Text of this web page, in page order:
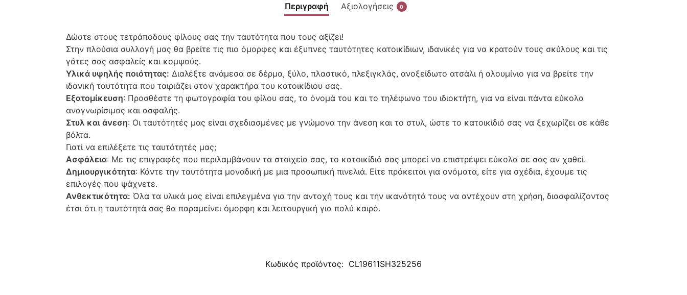
Περιγραφή Αξιολογήσεις 0
Δώστε στους τετράποδους φίλους σας την ταυτότητα που τους αξίζει!
Στην πλούσια συλλογή μας θα βρείτε τις πιο όμορφες και έξυπνες ταυτότητες κατοικίδιων, ιδανικές για να κρατούν τους σκύλους και τις
γάτες σας ασφαλείς και κομψούς.
Υλικά υψηλής ποιότητας: Διαλέξτε ανάμεσα σε δέρμα, ξύλο, πλαστικό, πλεξιγκλάς, ανοξείδωτο ατσάλι ή αλουμίνιο για να βρείτε την
ιδανική ταυτότητα που ταιριάζει στον χαρακτήρα του κατοικίδιου σας.
Εξατομίκευση: Προσθέστε τη φωτογραφία του φίλου σας, το όνομά του και το τηλέφωνο του ιδιοκτήτη, για να είναι πάντα εύκολα
αναγνωρίσιμος και ασφαλής.
Στυλ και άνεση: Οι ταυτότητές μας είναι σχεδιασμένες με γνώμονα την άνεση και το στυλ, ώστε το κατοικίδιό σας να ξεχωρίζει σε κάθε
βόλτα.
Γιατί να επιλέξετε τις ταυτότητές μας;
Ασφάλεια: Με τις επιγραφές που περιλαμβάνουν τα στοιχεία σας, το κατοικίδιό σας μπορεί να επιστρέψει εύκολα σε σας αν χαθεί.
Δημιουργικότητα: Κάντε την ταυτότητα μοναδική με μια προσωπική πινελιά. Είτε πρόκειται για ονόματα, είτε για σχέδια, έχουμε τις
επιλογές που ψάχνετε.
Ανθεκτικότητα: Όλα τα υλικά μας είναι επιλεγμένα για την αντοχή τους και την ικανότητά τους να αντέχουν στη χρήση, διασφαλίζοντας
έτσι ότι η ταυτότητά σας θα παραμείνει όμορφη και λειτουργική για πολύ καιρό.
Κωδικός προϊόντος: CL19611SH325256